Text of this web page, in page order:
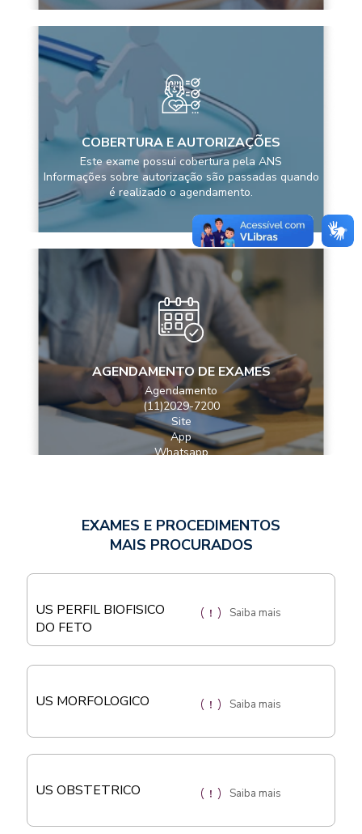
COBERTURA E AUTORIZAÇÕES
Este exame possui cobertura pela ANS
Informações sobre autorização são passadas quando
é realizado o agendamento.
AGENDAMENTO DE EXAMES
Agendamento
(11)2029-7200
Site
App
Whatsapp
EXAMES E PROCEDIMENTOS
MAIS PROCURADOS
US PERFIL BIOFISICO
DO FETO
Saiba mais
US MORFOLOGICO Saiba mais
US OBSTETRICO Saiba mais